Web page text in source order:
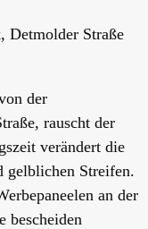
Detmolder Straße
der
rauscht der
verändert die
gelblichen Streifen.
an der
bescheiden